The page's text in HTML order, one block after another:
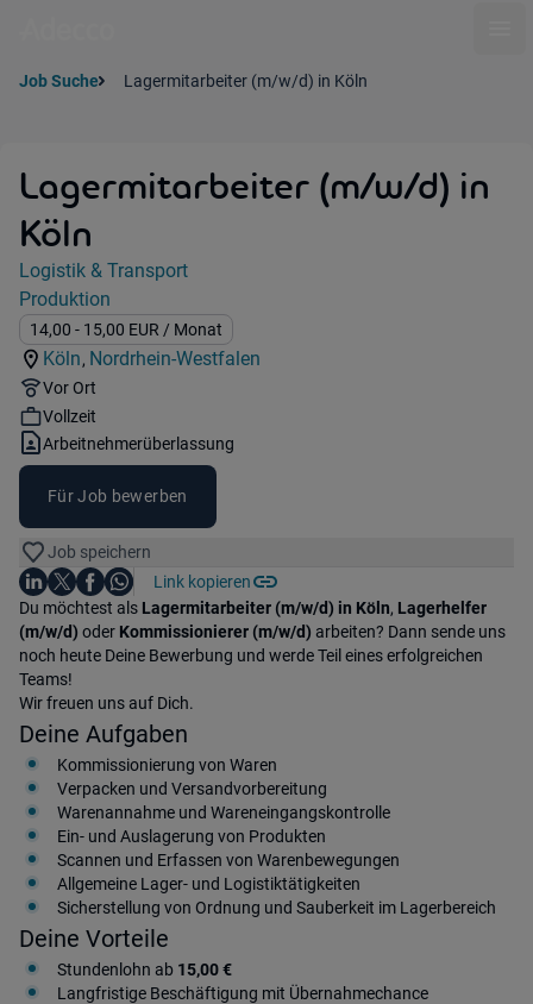
Job Suche Lagermitarbeiter (m/w/d) in Köln
Lagermitarbeiter (m/w/d) in
Köln
Jobdetails
Kategorie:
Logistik & Transport
Industry:
Produktion
Gehalt:
14,00 - 15,00 EUR / Monat
Standorte:
Köln,
Region:
Nordrhein-Westfalen
Remote Option:
Vor Ort
Workhours:
Vollzeit
Vertragsart:
Arbeitnehmerüberlassung
Für Job bewerben
Job speichern
Teile diesen Job
Auf LinkedIn teilen
Auf X teilen
Auf Facebook teilen
Auf WhatsApp teilen
Link kopieren
Einleitung
Du möchtest als Lagermitarbeiter (m/w/d) in Köln, Lagerhelfer
(m/w/d) oder Kommissionierer (m/w/d) arbeiten? Dann sende uns
noch heute Deine Bewerbung und werde Teil eines erfolgreichen
Teams!
Wir freuen uns auf Dich.
Deine Aufgaben
Kommissionierung von Waren
Verpacken und Versandvorbereitung
Warenannahme und Wareneingangskontrolle
Ein- und Auslagerung von Produkten
Scannen und Erfassen von Warenbewegungen
Allgemeine Lager- und Logistiktätigkeiten
Sicherstellung von Ordnung und Sauberkeit im Lagerbereich
Deine Vorteile
Stundenlohn ab 15,00 €
Langfristige Beschäftigung mit Übernahmechance